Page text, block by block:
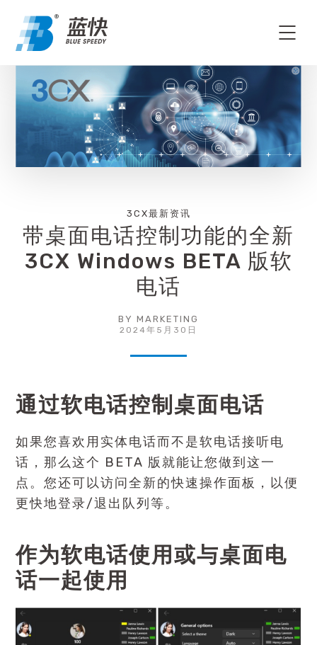
3CX最新资讯
带桌面电话控制功能的全新
3CX Windows BETA 版软
电话
BY MARKETING
2024年5月30日
通过软电话控制桌面电话
如果您喜欢用实体电话而不是软电话接听电
话，那么这个 BETA 版就能让您做到这一
点。您还可以访问全新的快速操作面板，以便
更快地登录/退出队列等。
作为软电话使用或与桌面电
话一起使用